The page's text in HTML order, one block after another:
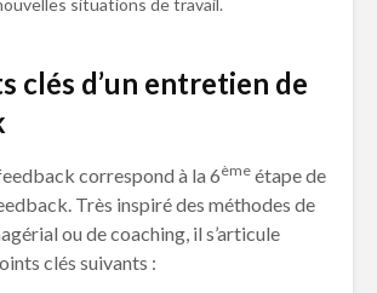
situations de travail.
clés d’un entretien de
correspond à la 6ème étape de
Très inspiré des méthodes de
ou de coaching, il s’articule
clés suivants :